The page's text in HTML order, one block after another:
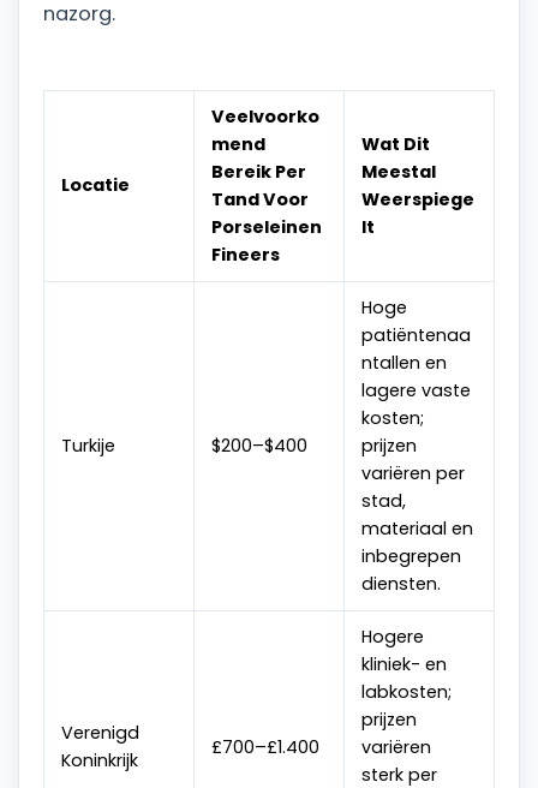
nazorg.
Locatie
Veelvoorko
mend
Bereik Per
Tand Voor
Porseleinen
Fineers
Wat Dit
Meestal
Weerspiege
lt
Turkije $200–$400
Hoge
patiëntenaa
ntallen en
lagere vaste
kosten;
prijzen
variëren per
stad,
materiaal en
inbegrepen
diensten.
Verenigd
Koninkrijk
£700–£1.400
Hogere
kliniek- en
labkosten;
prijzen
variëren
sterk per